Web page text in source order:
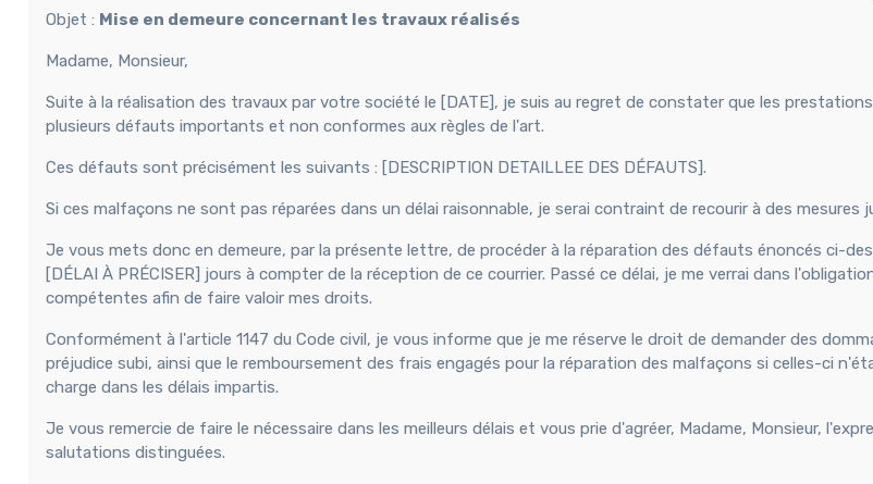
Objet : Mise en demeure concernant les travaux réalisés
Madame, Monsieur,
Suite à la réalisation des travaux par votre société le [DATE], je suis au regret de constater que les
plusieurs défauts importants et non conformes aux règles de l'art.
Ces défauts sont précisément les suivants : [DESCRIPTION DETAILLEE DES DÉFAUTS].
Si ces malfaçons ne sont pas réparées dans un délai raisonnable, je serai contraint de recourir à des mesures
Je vous mets donc en demeure, par la présente lettre, de procéder à la réparation des défauts énoncés ci-
[DÉLAI À PRÉCISER] jours à compter de la réception de ce courrier. Passé ce délai, je me verrai dans
compétentes afin de faire valoir mes droits.
Conformément à l'article 1147 du Code civil, je vous informe que je me réserve le droit de demander des
préjudice subi, ainsi que le remboursement des frais engagés pour la réparation des malfaçons si celles-ci
charge dans les délais impartis.
Je vous remercie de faire le nécessaire dans les meilleurs délais et vous prie d'agréer, Madame, Monsieur,
salutations distinguées.